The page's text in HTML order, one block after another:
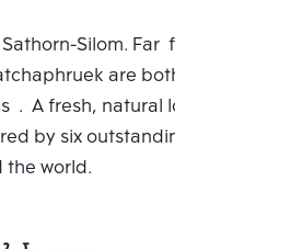
Silom. Far from BTS
are both 150
A fresh, natural look On a 5
by six outstanding natural
world.